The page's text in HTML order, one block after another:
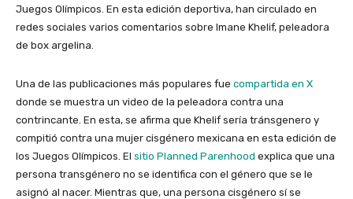
Juegos Olímpicos. En esta edición deportiva, han circulado en
redes sociales varios comentarios sobre Imane Khelif, peleadora
de box argelina.
Una de las publicaciones más populares fue compartida en X
donde se muestra un video de la peleadora contra una
contrincante. En esta, se afirma que Khelif sería tránsgenero y
compitió contra una mujer cisgénero mexicana en esta edición de
los Juegos Olímpicos. El sitio Planned Parenhood explica que una
persona transgénero no se identifica con el género que se le
asignó al nacer. Mientras que, una persona cisgénero sí se